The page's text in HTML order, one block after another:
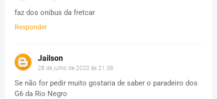
faz dos onibus da fretcar
Responder
Jailson
28 de julho de 2020 às 21:38
Se não for pedir muito gostaria de saber o paradeiro dos
G6 da Rio Negro